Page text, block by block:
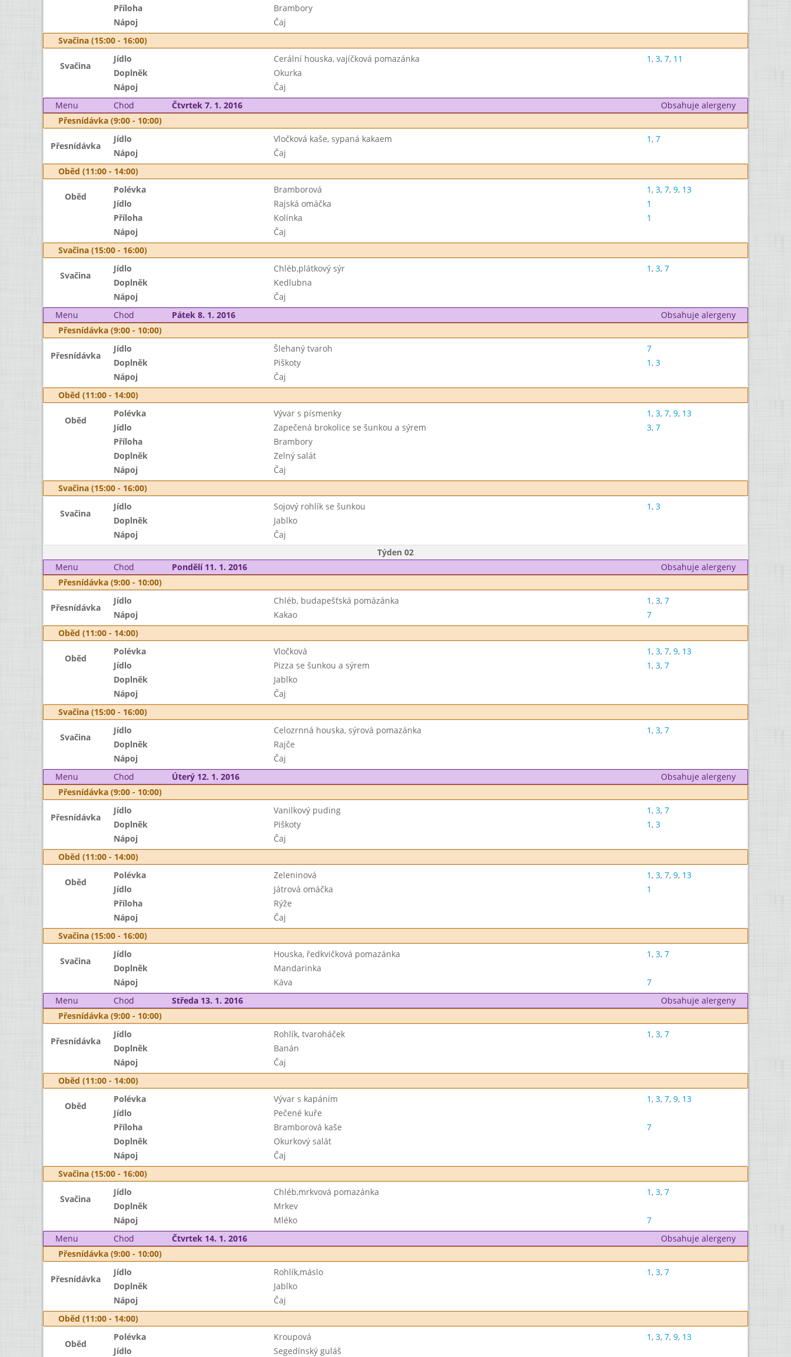
Příloha
Brambory
Nápoj
Čaj
Svačina (15:00 - 16:00)
Svačina
Jídlo Cerální houska, vajíčková pomazánka 1, 3, 7, 11
Doplněk
Okurka
Nápoj
Čaj
Menu
Chod Čtvrtek 7. 1. 2016
Obsahuje alergeny
Přesnídávka (9:00 - 10:00)
Přesnídávka
Jídlo Vločková kaše, sypaná kakaem 1, 7
Nápoj
Čaj
Oběd (11:00 - 14:00)
Oběd
Polévka Bramborová 1, 3, 7, 9, 13
Jídlo
Rajská omáčka
1
Příloha
Kolínka
1
Nápoj
Čaj
Svačina (15:00 - 16:00)
Svačina
Jídlo Chléb,plátkový sýr 1, 3, 7
Doplněk
Kedlubna
Nápoj
Čaj
Menu
Chod Pátek 8. 1. 2016
Obsahuje alergeny
Přesnídávka (9:00 - 10:00)
Přesnídávka
Jídlo Šlehaný tvaroh
7
Doplněk
Piškoty 1, 3
Nápoj
Čaj
Oběd (11:00 - 14:00)
Oběd
Polévka Vývar s písmenky 1, 3, 7, 9, 13
Jídlo
Zapečená brokolice se šunkou a sýrem 3, 7
Příloha
Brambory
Doplněk
Zelný salát
Nápoj
Čaj
Svačina (15:00 - 16:00)
Svačina
Jídlo Sojový rohlík se šunkou 1, 3
Doplněk
Jablko
Nápoj
Čaj
Týden 02
Menu
Chod Pondělí 11. 1. 2016
Obsahuje alergeny
Přesnídávka (9:00 - 10:00)
Přesnídávka
Jídlo Chléb, budapešťská pomázánka 1, 3, 7
Nápoj
Kakao
7
Oběd (11:00 - 14:00)
Oběd
Polévka Vločková 1, 3, 7, 9, 13
Jídlo
Pizza se šunkou a sýrem 1, 3, 7
Doplněk
Jablko
Nápoj
Čaj
Svačina (15:00 - 16:00)
Svačina
Jídlo Celozrnná houska, sýrová pomazánka 1, 3, 7
Doplněk
Rajče
Nápoj
Čaj
Menu
Chod Úterý 12. 1. 2016
Obsahuje alergeny
Přesnídávka (9:00 - 10:00)
Přesnídávka
Jídlo Vanilkový puding 1, 3, 7
Doplněk
Piškoty 1, 3
Nápoj
Čaj
Oběd (11:00 - 14:00)
Oběd
Polévka Zeleninová 1, 3, 7, 9, 13
Jídlo
Játrová omáčka
1
Příloha
Rýže
Nápoj
Čaj
Svačina (15:00 - 16:00)
Svačina
Jídlo Houska, ředkvičková pomazánka 1, 3, 7
Doplněk
Mandarinka
Nápoj
Káva
7
Menu
Chod Středa 13. 1. 2016
Obsahuje alergeny
Přesnídávka (9:00 - 10:00)
Přesnídávka
Jídlo Rohlík, tvaroháček 1, 3, 7
Doplněk
Banán
Nápoj
Čaj
Oběd (11:00 - 14:00)
Oběd
Polévka Vývar s kapáním 1, 3, 7, 9, 13
Jídlo
Pečené kuře
Příloha
Bramborová kaše
7
Doplněk
Okurkový salát
Nápoj
Čaj
Svačina (15:00 - 16:00)
Svačina
Jídlo Chléb,mrkvová pomazánka 1, 3, 7
Doplněk
Mrkev
Nápoj
Mléko
7
Menu
Chod Čtvrtek 14. 1. 2016
Obsahuje alergeny
Přesnídávka (9:00 - 10:00)
Přesnídávka
Jídlo Rohlík,máslo 1, 3, 7
Doplněk
Jablko
Nápoj
Čaj
Oběd (11:00 - 14:00)
Oběd
Polévka Kroupová 1, 3, 7, 9, 13
Jídlo
Segedínský guláš